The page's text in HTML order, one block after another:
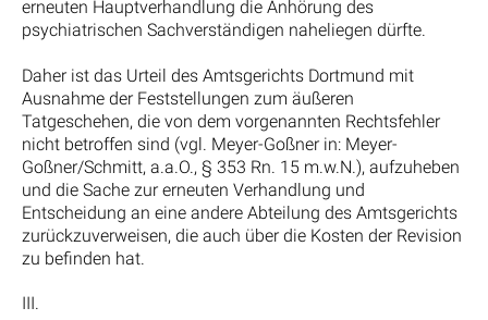
erneuten Hauptverhandlung die Anhörung des
psychiatrischen Sachverständigen naheliegen dürfte.
Daher ist das Urteil des Amtsgerichts Dortmund mit
Ausnahme der Feststellungen zum äußeren
Tatgeschehen, die von dem vorgenannten Rechtsfehler
nicht betroffen sind (vgl. Meyer-Goßner in: Meyer-
Goßner/Schmitt, a.a.O., § 353 Rn. 15 m.w.N.), aufzuheben
und die Sache zur erneuten Verhandlung und
Entscheidung an eine andere Abteilung des Amtsgerichts
zurückzuverweisen, die auch über die Kosten der Revision
zu befinden hat.
III.